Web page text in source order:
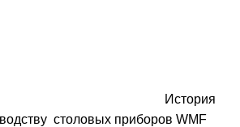
История
столовых приборов WMF